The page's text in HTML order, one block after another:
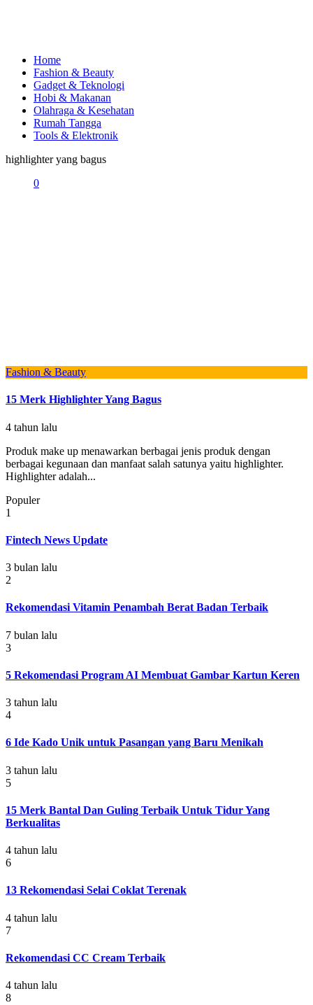
Home
Fashion & Beauty
Gadget & Teknologi
Hobi & Makanan
Olahraga & Kesehatan
Rumah Tangga
Tools & Elektronik
highlighter yang bagus
0
Fashion & Beauty
15 Merk Highlighter Yang Bagus
4 tahun lalu
Produk make up menawarkan berbagai jenis produk dengan
berbagai kegunaan dan manfaat salah satunya yaitu highlighter.
Highlighter adalah...
Populer
1
Fintech News Update
3 bulan lalu
2
Rekomendasi Vitamin Penambah Berat Badan Terbaik
7 bulan lalu
3
5 Rekomendasi Program AI Membuat Gambar Kartun Keren
3 tahun lalu
4
6 Ide Kado Unik untuk Pasangan yang Baru Menikah
3 tahun lalu
5
15 Merk Bantal Dan Guling Terbaik Untuk Tidur Yang
Berkualitas
4 tahun lalu
6
13 Rekomendasi Selai Coklat Terenak
4 tahun lalu
7
Rekomendasi CC Cream Terbaik
4 tahun lalu
8